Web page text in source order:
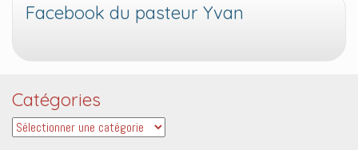
Facebook du pasteur Yvan
Catégories
Catégories